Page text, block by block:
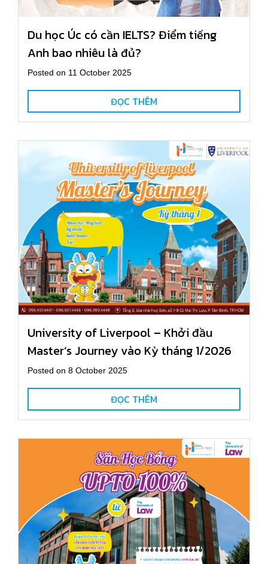
Du học Úc có cần IELTS? Điểm tiếng
Anh bao nhiêu là đủ?
Posted on 11 October 2025
ĐỌC THÊM
University of Liverpool – Khởi đầu
Master’s Journey vào Kỳ tháng 1/2026
Posted on 8 October 2025
ĐỌC THÊM